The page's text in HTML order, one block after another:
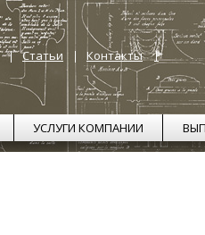
Статьи Контакты
УСЛУГИ КОМПАНИИ